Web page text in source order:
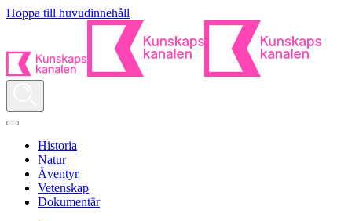
Hoppa till huvudinnehåll
Historia
Natur
Äventyr
Vetenskap
Dokumentär